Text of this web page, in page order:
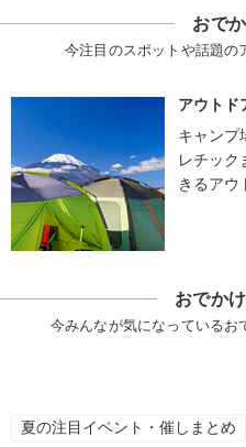
おで
今注目のスポットや話題の
アウトド
キャンプ
レチック
きるアウ
おでか
今みんなが気になっているお
夏の注目イベント・催しまとめ